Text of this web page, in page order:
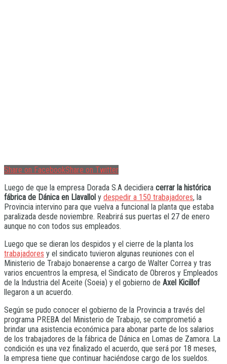
Share on FacebookShare on Twitter
Luego de que la empresa Dorada S.A decidiera cerrar la histórica
fábrica de Dánica en Llavallol y despedir a 150 trabajadores, la
Provincia intervino para que vuelva a funcional la planta que estaba
paralizada desde noviembre. Reabrirá sus puertas el 27 de enero
aunque no con todos sus empleados.
Luego que se dieran los despidos y el cierre de la planta los
trabajadores y el sindicato tuvieron algunas reuniones con el
Ministerio de Trabajo bonaerense a cargo de Walter Correa y tras
varios encuentros la empresa, el Sindicato de Obreros y Empleados
de la Industria del Aceite (Soeia) y el gobierno de Axel Kicillof
llegaron a un acuerdo.
Según se pudo conocer el gobierno de la Provincia a través del
programa PREBA del Ministerio de Trabajo, se comprometió a
brindar una asistencia económica para abonar parte de los salarios
de los trabajadores de la fábrica de Dánica en Lomas de Zamora. La
condición es una vez finalizado el acuerdo, que será por 18 meses,
la empresa tiene que continuar haciéndose cargo de los sueldos.